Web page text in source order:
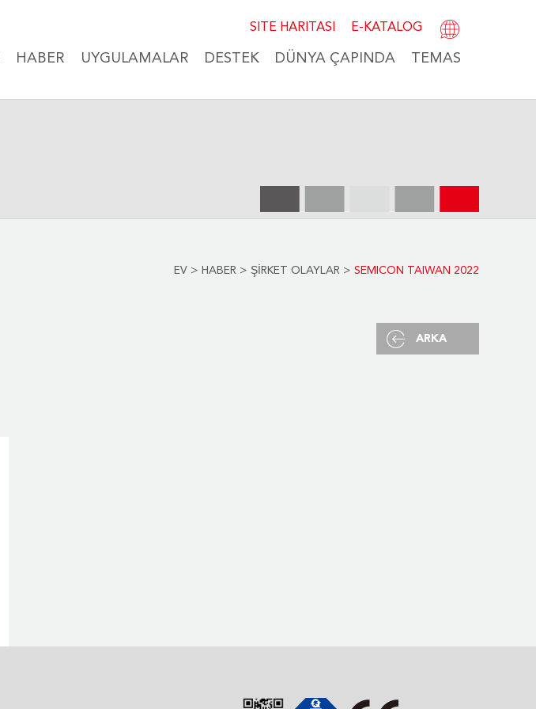
SITE HARITASI E-KATALOG
HABER UYGULAMALAR DESTEK DÜNYA ÇAPINDA TEMAS
EV > HABER > ŞİRKET OLAYLAR > SEMICON TAIWAN 2022
ARKA